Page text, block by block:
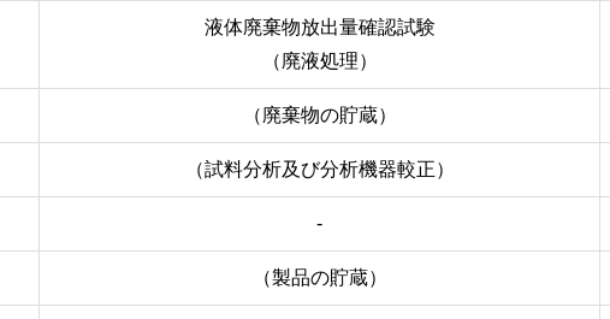
液体廃棄物放出量確認試験
（廃液処理）
（廃棄物の貯蔵）
（試料分析及び分析機器較正）
-
（製品の貯蔵）